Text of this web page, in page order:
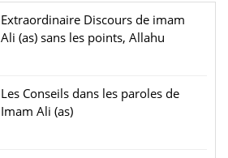
Extraordinaire Discours de imam
Ali (as) sans les points, Allahu
Les Conseils dans les paroles de
Imam Ali (as)